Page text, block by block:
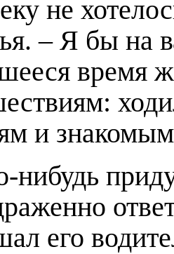
не
– Я бы на
время
и
нибудь
его